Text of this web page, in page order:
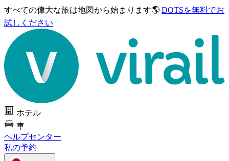
すべての偉大な旅は地図から始まります🌎 DOTSを無料でお
試しください
ホテル
車
ヘルプセンター
私の予約